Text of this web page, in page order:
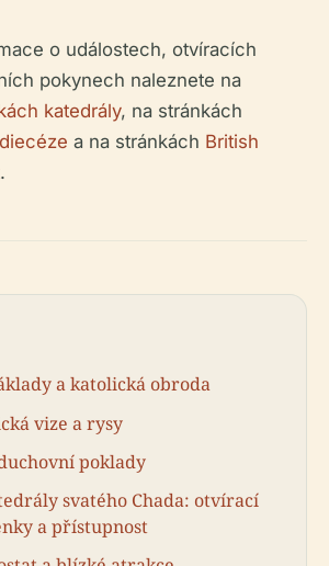
o událostech, otvíracích
pokynech naleznete na
katedrály, na stránkách
a na stránkách British
.
a katolická obroda
vize a rysy
poklady
svatého Chada: otvírací
a přístupnost